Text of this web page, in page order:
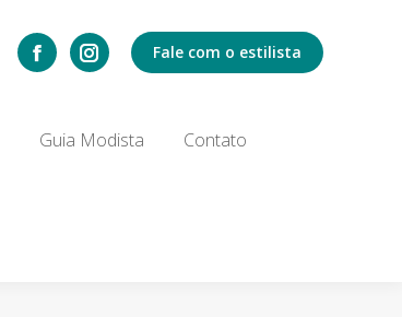
Fale com o estilista
Guia Modista Contato
Search: